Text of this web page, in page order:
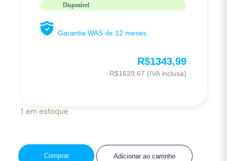
Disponível
Garantia WAS de 12 meses.
R$1343,99
R$1639,67 (IVA inclusa)
1 em estoque
Adicionar ao carrinho
Comprar